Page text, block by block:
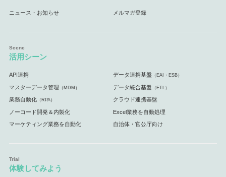
ニュース・お知らせ メルマガ登録
活用シーン
API連携 データ連携基盤 （EAI・ESB）
マスターデータ管理 （MDM） データ統合基盤 （ETL）
業務自動化（RPA） クラウド連携基盤
ノーコード開発＆内製化 Excel業務を自動処理
マーケティング業務を自動化 自治体・官公庁向け
体験してみよう